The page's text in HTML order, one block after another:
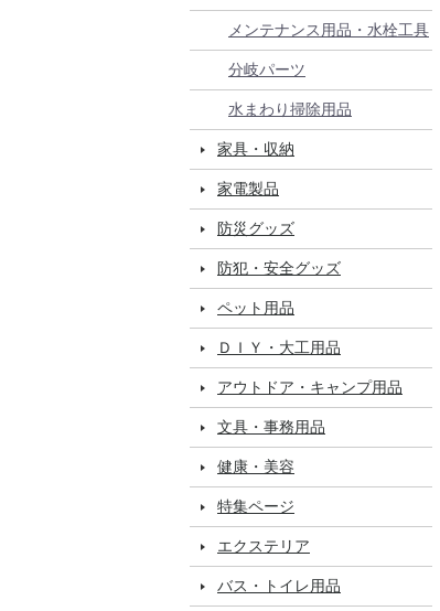
メンテナンス用品・水栓工具
分岐パーツ
水まわり掃除用品
家具・収納
家電製品
防災グッズ
防犯・安全グッズ
ペット用品
ＤＩＹ・大工用品
アウトドア・キャンプ用品
文具・事務用品
健康・美容
特集ページ
エクステリア
バス・トイレ用品